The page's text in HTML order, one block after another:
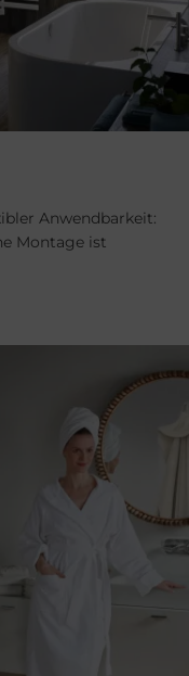
Anwendbarkeit:
Montage ist